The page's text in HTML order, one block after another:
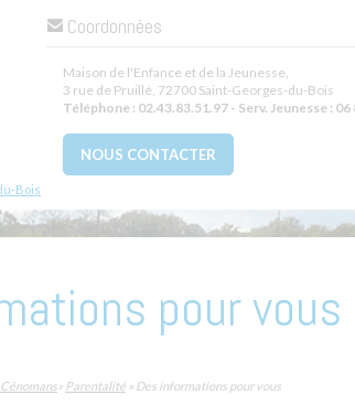
Bois
Coordonnées
Maison de l'Enfance et de la Jeunesse,
3 rue de Pruillé, 72700 Saint-Georges-du-Bois
Téléphone : 02.43.83.51.97 - Serv. Jeunesse :
NOUS CONTACTER
pour vous
» Parentalité » Des informations pour vous